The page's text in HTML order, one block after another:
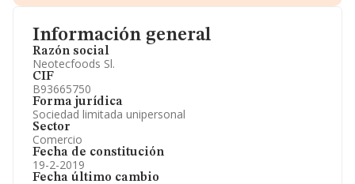
Información general
Razón social
Neotecfoods Sl.
CIF
B93665750
Forma jurídica
Sociedad limitada unipersonal
Sector
Comercio
Fecha de constitución
19-2-2019
Fecha último cambio
Información oficial y registral complementaria.